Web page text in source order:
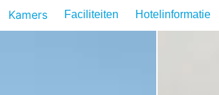
Kamers Faciliteiten Hotelinformatie